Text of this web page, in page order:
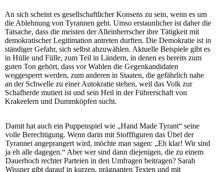
An sich scheint es gesellschaftlicher Konsens zu sein, wenn es um
die Ablehnung von Tyrannen geht. Umso erstaunlicher ist daher die
Tatsache, dass die meisten der Alleinherrscher ihre Tätigkeit mit
demokratischer Legitimation antreten durften. Die Demokratie ist in
ständiger Gefahr, sich selbst abzuwählen. Aktuelle Beispiele gibt es
in Hülle und Fülle, zum Teil in Ländern, in denen es bereits zum
guten Ton gehört, dass vor Wahlen die Gegenkandidaten
weggesperrt werden, zum anderen in Staaten, die gefährlich nahe
an der Schwelle zu einer Autokratie stehen, weil das Volk zur
Schafherde mutiert ist und sein Heil in der Führerschaft von
Krakeelern und Dummköpfen sucht.
Damit hat auch ein Puppenspiel wie „Hand Made Tyrant“ seine
volle Berechtigung. Wenn darin mit Stofffiguren das Übel der
Tyrannei angeprangert wird, möchte man sagen: „Eh klar! Wir sind
ja eh alle dagegen.“ Aber wer sind dann diejenigen, die zu einem
Dauerhoch rechter Parteien in den Umfragen beitragen? Sarah
Wissner gibt darauf in kurzen, prägnanten Texten und mit